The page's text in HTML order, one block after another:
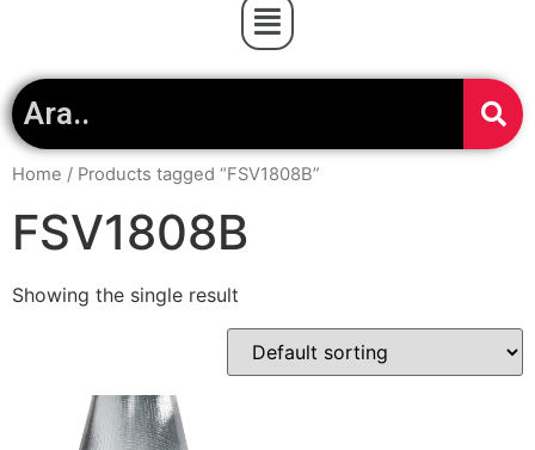
Home / Products tagged “FSV1808B”
FSV1808B
Showing the single result